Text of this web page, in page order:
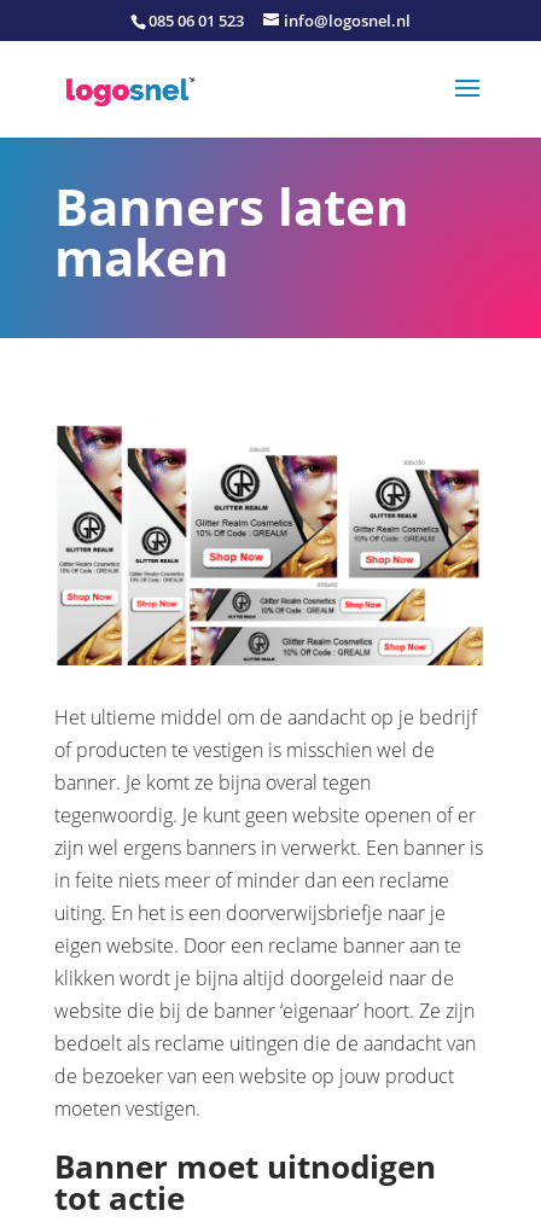
085 06 01 523 info@logosnel.nl
Banners laten
maken
Het ultieme middel om de aandacht op je bedrijf
of producten te vestigen is misschien wel de
banner. Je komt ze bijna overal tegen
tegenwoordig. Je kunt geen website openen of er
zijn wel ergens banners in verwerkt. Een banner is
in feite niets meer of minder dan een reclame
uiting. En het is een doorverwijsbriefje naar je
eigen website. Door een reclame banner aan te
klikken wordt je bijna altijd doorgeleid naar de
website die bij de banner ‘eigenaar’ hoort. Ze zijn
bedoelt als reclame uitingen die de aandacht van
de bezoeker van een website op jouw product
moeten vestigen.
Banner moet uitnodigen
tot actie